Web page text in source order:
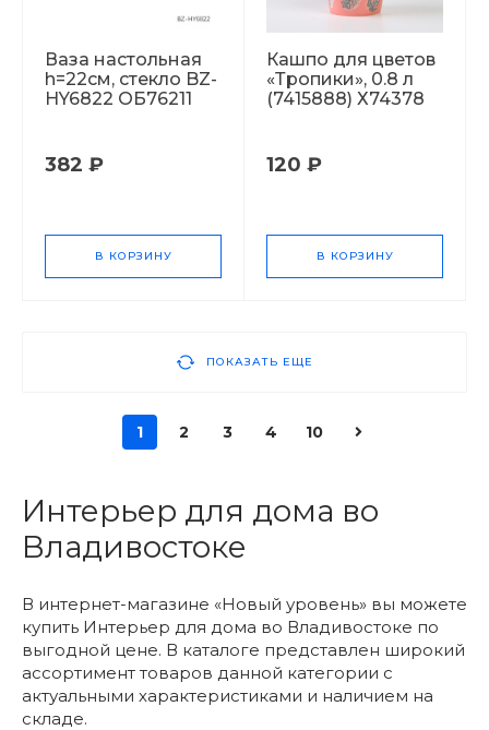
Ваза настольная
h=22см, стекло BZ-
HY6822 ОБ76211
382 ₽
В КОРЗИНУ
Кашпо для цветов
«Тропики», 0.8 л
(7415888) Х74378
120 ₽
В КОРЗИНУ
ПОКАЗАТЬ ЕЩЕ
1 2 3 4 10
Интерьер для дома во
Владивостоке
В интернет-магазине «Новый уровень» вы можете
купить Интерьер для дома во Владивостоке по
выгодной цене. В каталоге представлен широкий
ассортимент товаров данной категории с
актуальными характеристиками и наличием на
складе.